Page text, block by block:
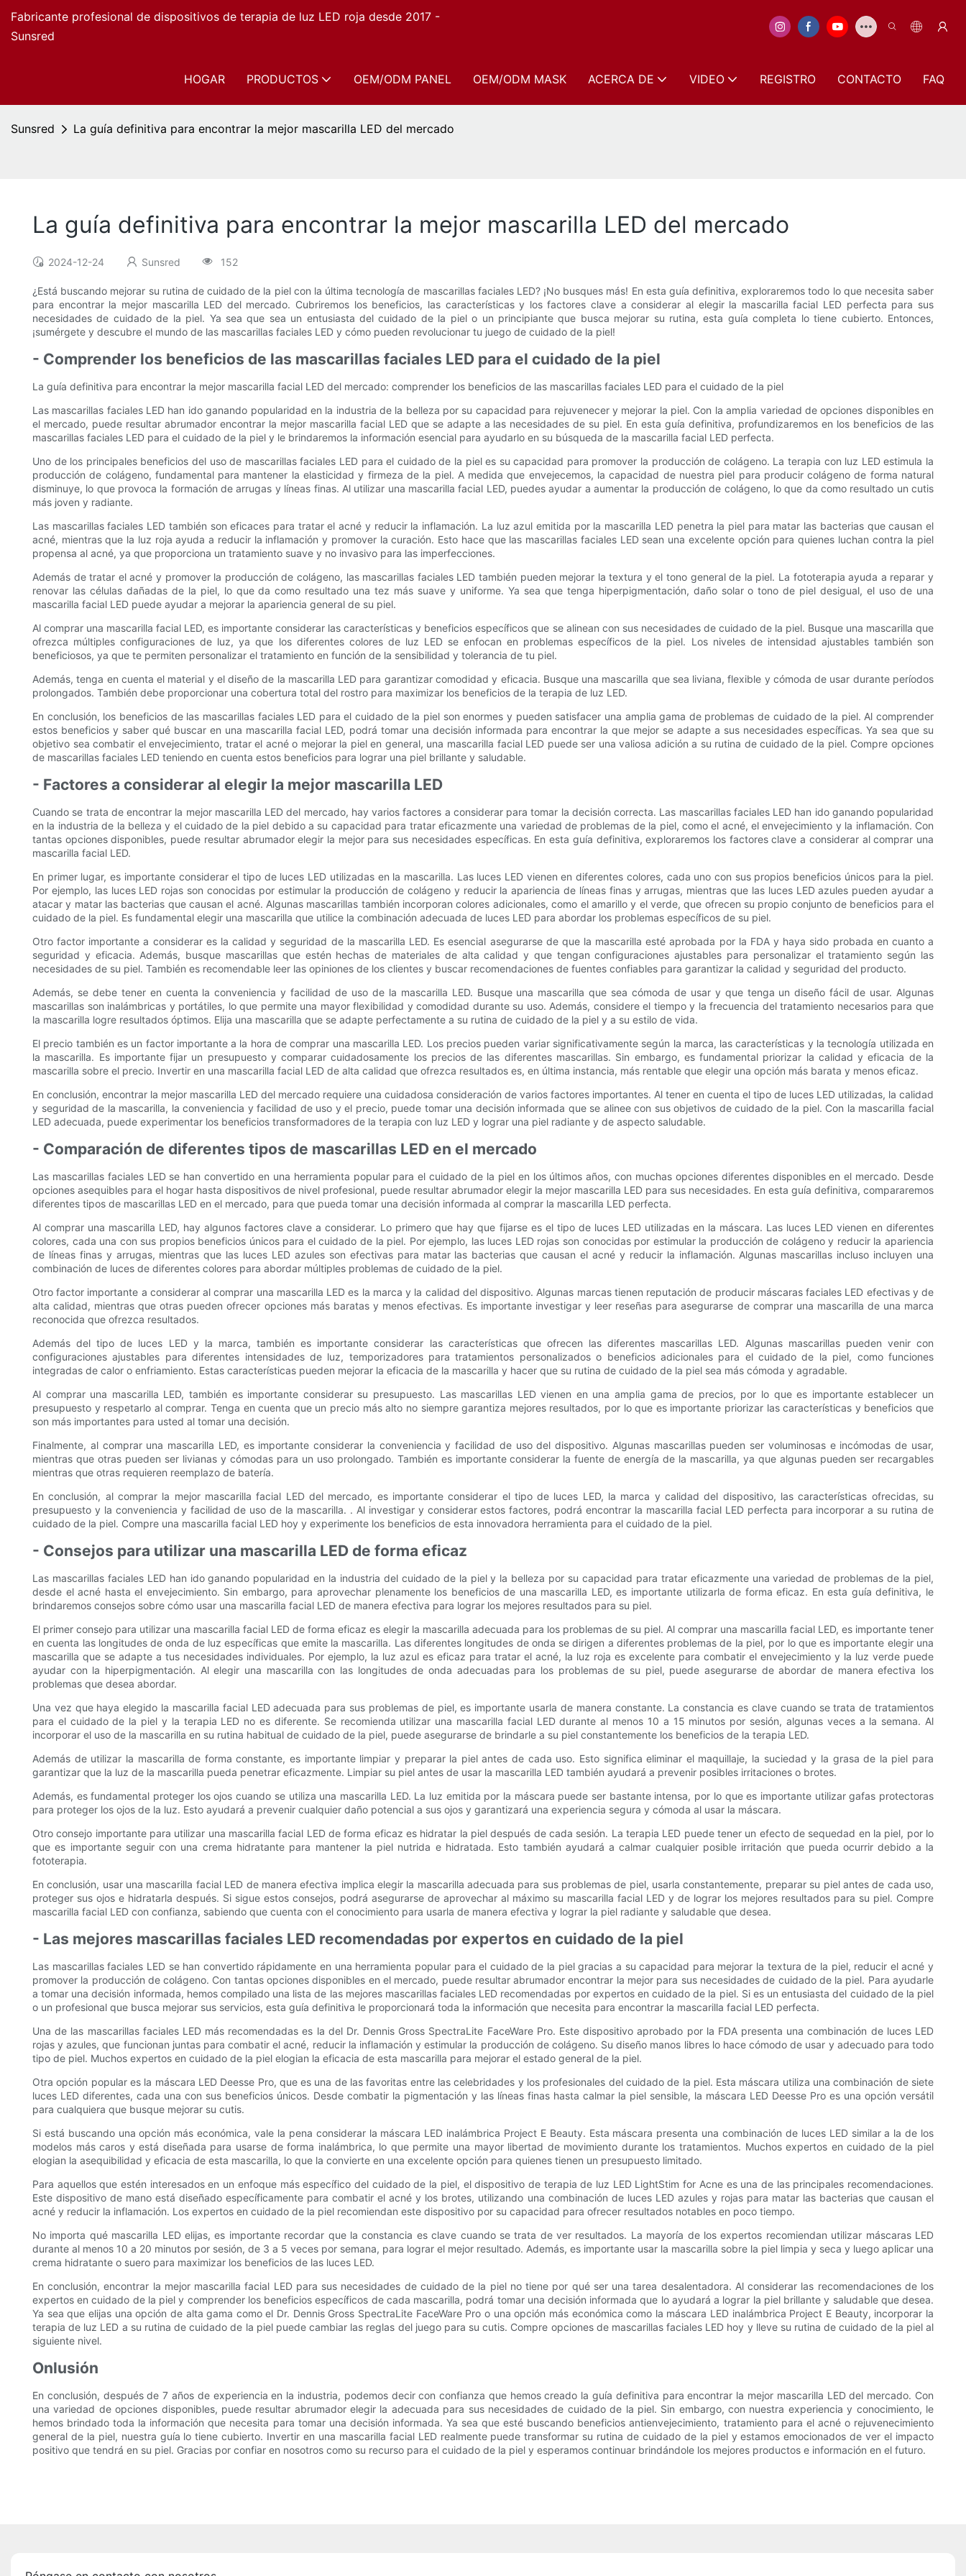
Fabricante profesional de dispositivos de terapia de luz LED roja desde 2017 -
Sunsred
HOGAR PRODUCTOS OEM/ODM PANEL OEM/ODM MASK ACERCA DE VIDEO REGISTRO CONTACTO FAQ
Sunsred La guía definitiva para encontrar la mejor mascarilla LED del mercado
La guía definitiva para encontrar la mejor mascarilla LED del mercado
2024-12-24 Sunsred 152
¿Está buscando mejorar su rutina de cuidado de la piel con la última tecnología de mascarillas faciales LED? ¡No busques más! En esta guía definitiva, exploraremos todo lo que necesita saber
para encontrar la mejor mascarilla LED del mercado. Cubriremos los beneficios, las características y los factores clave a considerar al elegir la mascarilla facial LED perfecta para sus
necesidades de cuidado de la piel. Ya sea que sea un entusiasta del cuidado de la piel o un principiante que busca mejorar su rutina, esta guía completa lo tiene cubierto. Entonces,
¡sumérgete y descubre el mundo de las mascarillas faciales LED y cómo pueden revolucionar tu juego de cuidado de la piel!
- Comprender los beneficios de las mascarillas faciales LED para el cuidado de la piel
La guía definitiva para encontrar la mejor mascarilla facial LED del mercado: comprender los beneficios de las mascarillas faciales LED para el cuidado de la piel
Las mascarillas faciales LED han ido ganando popularidad en la industria de la belleza por su capacidad para rejuvenecer y mejorar la piel. Con la amplia variedad de opciones disponibles en
el mercado, puede resultar abrumador encontrar la mejor mascarilla facial LED que se adapte a las necesidades de su piel. En esta guía definitiva, profundizaremos en los beneficios de las
mascarillas faciales LED para el cuidado de la piel y le brindaremos la información esencial para ayudarlo en su búsqueda de la mascarilla facial LED perfecta.
Uno de los principales beneficios del uso de mascarillas faciales LED para el cuidado de la piel es su capacidad para promover la producción de colágeno. La terapia con luz LED estimula la
producción de colágeno, fundamental para mantener la elasticidad y firmeza de la piel. A medida que envejecemos, la capacidad de nuestra piel para producir colágeno de forma natural
disminuye, lo que provoca la formación de arrugas y líneas finas. Al utilizar una mascarilla facial LED, puedes ayudar a aumentar la producción de colágeno, lo que da como resultado un cutis
más joven y radiante.
Las mascarillas faciales LED también son eficaces para tratar el acné y reducir la inflamación. La luz azul emitida por la mascarilla LED penetra la piel para matar las bacterias que causan el
acné, mientras que la luz roja ayuda a reducir la inflamación y promover la curación. Esto hace que las mascarillas faciales LED sean una excelente opción para quienes luchan contra la piel
propensa al acné, ya que proporciona un tratamiento suave y no invasivo para las imperfecciones.
Además de tratar el acné y promover la producción de colágeno, las mascarillas faciales LED también pueden mejorar la textura y el tono general de la piel. La fototerapia ayuda a reparar y
renovar las células dañadas de la piel, lo que da como resultado una tez más suave y uniforme. Ya sea que tenga hiperpigmentación, daño solar o tono de piel desigual, el uso de una
mascarilla facial LED puede ayudar a mejorar la apariencia general de su piel.
Al comprar una mascarilla facial LED, es importante considerar las características y beneficios específicos que se alinean con sus necesidades de cuidado de la piel. Busque una mascarilla que
ofrezca múltiples configuraciones de luz, ya que los diferentes colores de luz LED se enfocan en problemas específicos de la piel. Los niveles de intensidad ajustables también son
beneficiosos, ya que te permiten personalizar el tratamiento en función de la sensibilidad y tolerancia de tu piel.
Además, tenga en cuenta el material y el diseño de la mascarilla LED para garantizar comodidad y eficacia. Busque una mascarilla que sea liviana, flexible y cómoda de usar durante períodos
prolongados. También debe proporcionar una cobertura total del rostro para maximizar los beneficios de la terapia de luz LED.
En conclusión, los beneficios de las mascarillas faciales LED para el cuidado de la piel son enormes y pueden satisfacer una amplia gama de problemas de cuidado de la piel. Al comprender
estos beneficios y saber qué buscar en una mascarilla facial LED, podrá tomar una decisión informada para encontrar la que mejor se adapte a sus necesidades específicas. Ya sea que su
objetivo sea combatir el envejecimiento, tratar el acné o mejorar la piel en general, una mascarilla facial LED puede ser una valiosa adición a su rutina de cuidado de la piel. Compre opciones
de mascarillas faciales LED teniendo en cuenta estos beneficios para lograr una piel brillante y saludable.
- Factores a considerar al elegir la mejor mascarilla LED
Cuando se trata de encontrar la mejor mascarilla LED del mercado, hay varios factores a considerar para tomar la decisión correcta. Las mascarillas faciales LED han ido ganando popularidad
en la industria de la belleza y el cuidado de la piel debido a su capacidad para tratar eficazmente una variedad de problemas de la piel, como el acné, el envejecimiento y la inflamación. Con
tantas opciones disponibles, puede resultar abrumador elegir la mejor para sus necesidades específicas. En esta guía definitiva, exploraremos los factores clave a considerar al comprar una
mascarilla facial LED.
En primer lugar, es importante considerar el tipo de luces LED utilizadas en la mascarilla. Las luces LED vienen en diferentes colores, cada uno con sus propios beneficios únicos para la piel.
Por ejemplo, las luces LED rojas son conocidas por estimular la producción de colágeno y reducir la apariencia de líneas finas y arrugas, mientras que las luces LED azules pueden ayudar a
atacar y matar las bacterias que causan el acné. Algunas mascarillas también incorporan colores adicionales, como el amarillo y el verde, que ofrecen su propio conjunto de beneficios para el
cuidado de la piel. Es fundamental elegir una mascarilla que utilice la combinación adecuada de luces LED para abordar los problemas específicos de su piel.
Otro factor importante a considerar es la calidad y seguridad de la mascarilla LED. Es esencial asegurarse de que la mascarilla esté aprobada por la FDA y haya sido probada en cuanto a
seguridad y eficacia. Además, busque mascarillas que estén hechas de materiales de alta calidad y que tengan configuraciones ajustables para personalizar el tratamiento según las
necesidades de su piel. También es recomendable leer las opiniones de los clientes y buscar recomendaciones de fuentes confiables para garantizar la calidad y seguridad del producto.
Además, se debe tener en cuenta la conveniencia y facilidad de uso de la mascarilla LED. Busque una mascarilla que sea cómoda de usar y que tenga un diseño fácil de usar. Algunas
mascarillas son inalámbricas y portátiles, lo que permite una mayor flexibilidad y comodidad durante su uso. Además, considere el tiempo y la frecuencia del tratamiento necesarios para que
la mascarilla logre resultados óptimos. Elija una mascarilla que se adapte perfectamente a su rutina de cuidado de la piel y a su estilo de vida.
El precio también es un factor importante a la hora de comprar una mascarilla LED. Los precios pueden variar significativamente según la marca, las características y la tecnología utilizada en
la mascarilla. Es importante fijar un presupuesto y comparar cuidadosamente los precios de las diferentes mascarillas. Sin embargo, es fundamental priorizar la calidad y eficacia de la
mascarilla sobre el precio. Invertir en una mascarilla facial LED de alta calidad que ofrezca resultados es, en última instancia, más rentable que elegir una opción más barata y menos eficaz.
En conclusión, encontrar la mejor mascarilla LED del mercado requiere una cuidadosa consideración de varios factores importantes. Al tener en cuenta el tipo de luces LED utilizadas, la calidad
y seguridad de la mascarilla, la conveniencia y facilidad de uso y el precio, puede tomar una decisión informada que se alinee con sus objetivos de cuidado de la piel. Con la mascarilla facial
LED adecuada, puede experimentar los beneficios transformadores de la terapia con luz LED y lograr una piel radiante y de aspecto saludable.
- Comparación de diferentes tipos de mascarillas LED en el mercado
Las mascarillas faciales LED se han convertido en una herramienta popular para el cuidado de la piel en los últimos años, con muchas opciones diferentes disponibles en el mercado. Desde
opciones asequibles para el hogar hasta dispositivos de nivel profesional, puede resultar abrumador elegir la mejor mascarilla LED para sus necesidades. En esta guía definitiva, compararemos
diferentes tipos de mascarillas LED en el mercado, para que pueda tomar una decisión informada al comprar la mascarilla LED perfecta.
Al comprar una mascarilla LED, hay algunos factores clave a considerar. Lo primero que hay que fijarse es el tipo de luces LED utilizadas en la máscara. Las luces LED vienen en diferentes
colores, cada una con sus propios beneficios únicos para el cuidado de la piel. Por ejemplo, las luces LED rojas son conocidas por estimular la producción de colágeno y reducir la apariencia
de líneas finas y arrugas, mientras que las luces LED azules son efectivas para matar las bacterias que causan el acné y reducir la inflamación. Algunas mascarillas incluso incluyen una
combinación de luces de diferentes colores para abordar múltiples problemas de cuidado de la piel.
Otro factor importante a considerar al comprar una mascarilla LED es la marca y la calidad del dispositivo. Algunas marcas tienen reputación de producir máscaras faciales LED efectivas y de
alta calidad, mientras que otras pueden ofrecer opciones más baratas y menos efectivas. Es importante investigar y leer reseñas para asegurarse de comprar una mascarilla de una marca
reconocida que ofrezca resultados.
Además del tipo de luces LED y la marca, también es importante considerar las características que ofrecen las diferentes mascarillas LED. Algunas mascarillas pueden venir con
configuraciones ajustables para diferentes intensidades de luz, temporizadores para tratamientos personalizados o beneficios adicionales para el cuidado de la piel, como funciones
integradas de calor o enfriamiento. Estas características pueden mejorar la eficacia de la mascarilla y hacer que su rutina de cuidado de la piel sea más cómoda y agradable.
Al comprar una mascarilla LED, también es importante considerar su presupuesto. Las mascarillas LED vienen en una amplia gama de precios, por lo que es importante establecer un
presupuesto y respetarlo al comprar. Tenga en cuenta que un precio más alto no siempre garantiza mejores resultados, por lo que es importante priorizar las características y beneficios que
son más importantes para usted al tomar una decisión.
Finalmente, al comprar una mascarilla LED, es importante considerar la conveniencia y facilidad de uso del dispositivo. Algunas mascarillas pueden ser voluminosas e incómodas de usar,
mientras que otras pueden ser livianas y cómodas para un uso prolongado. También es importante considerar la fuente de energía de la mascarilla, ya que algunas pueden ser recargables
mientras que otras requieren reemplazo de batería.
En conclusión, al comprar la mejor mascarilla facial LED del mercado, es importante considerar el tipo de luces LED, la marca y calidad del dispositivo, las características ofrecidas, su
presupuesto y la conveniencia y facilidad de uso de la mascarilla. . Al investigar y considerar estos factores, podrá encontrar la mascarilla facial LED perfecta para incorporar a su rutina de
cuidado de la piel. Compre una mascarilla facial LED hoy y experimente los beneficios de esta innovadora herramienta para el cuidado de la piel.
- Consejos para utilizar una mascarilla LED de forma eficaz
Las mascarillas faciales LED han ido ganando popularidad en la industria del cuidado de la piel y la belleza por su capacidad para tratar eficazmente una variedad de problemas de la piel,
desde el acné hasta el envejecimiento. Sin embargo, para aprovechar plenamente los beneficios de una mascarilla LED, es importante utilizarla de forma eficaz. En esta guía definitiva, le
brindaremos consejos sobre cómo usar una mascarilla facial LED de manera efectiva para lograr los mejores resultados para su piel.
El primer consejo para utilizar una mascarilla facial LED de forma eficaz es elegir la mascarilla adecuada para los problemas de su piel. Al comprar una mascarilla facial LED, es importante tener
en cuenta las longitudes de onda de luz específicas que emite la mascarilla. Las diferentes longitudes de onda se dirigen a diferentes problemas de la piel, por lo que es importante elegir una
mascarilla que se adapte a tus necesidades individuales. Por ejemplo, la luz azul es eficaz para tratar el acné, la luz roja es excelente para combatir el envejecimiento y la luz verde puede
ayudar con la hiperpigmentación. Al elegir una mascarilla con las longitudes de onda adecuadas para los problemas de su piel, puede asegurarse de abordar de manera efectiva los
problemas que desea abordar.
Una vez que haya elegido la mascarilla facial LED adecuada para sus problemas de piel, es importante usarla de manera constante. La constancia es clave cuando se trata de tratamientos
para el cuidado de la piel y la terapia LED no es diferente. Se recomienda utilizar una mascarilla facial LED durante al menos 10 a 15 minutos por sesión, algunas veces a la semana. Al
incorporar el uso de la mascarilla en su rutina habitual de cuidado de la piel, puede asegurarse de brindarle a su piel constantemente los beneficios de la terapia LED.
Además de utilizar la mascarilla de forma constante, es importante limpiar y preparar la piel antes de cada uso. Esto significa eliminar el maquillaje, la suciedad y la grasa de la piel para
garantizar que la luz de la mascarilla pueda penetrar eficazmente. Limpiar su piel antes de usar la mascarilla LED también ayudará a prevenir posibles irritaciones o brotes.
Además, es fundamental proteger los ojos cuando se utiliza una mascarilla LED. La luz emitida por la máscara puede ser bastante intensa, por lo que es importante utilizar gafas protectoras
para proteger los ojos de la luz. Esto ayudará a prevenir cualquier daño potencial a sus ojos y garantizará una experiencia segura y cómoda al usar la máscara.
Otro consejo importante para utilizar una mascarilla facial LED de forma eficaz es hidratar la piel después de cada sesión. La terapia LED puede tener un efecto de sequedad en la piel, por lo
que es importante seguir con una crema hidratante para mantener la piel nutrida e hidratada. Esto también ayudará a calmar cualquier posible irritación que pueda ocurrir debido a la
fototerapia.
En conclusión, usar una mascarilla facial LED de manera efectiva implica elegir la mascarilla adecuada para sus problemas de piel, usarla constantemente, preparar su piel antes de cada uso,
proteger sus ojos e hidratarla después. Si sigue estos consejos, podrá asegurarse de aprovechar al máximo su mascarilla facial LED y de lograr los mejores resultados para su piel. Compre
mascarilla facial LED con confianza, sabiendo que cuenta con el conocimiento para usarla de manera efectiva y lograr la piel radiante y saludable que desea.
- Las mejores mascarillas faciales LED recomendadas por expertos en cuidado de la piel
Las mascarillas faciales LED se han convertido rápidamente en una herramienta popular para el cuidado de la piel gracias a su capacidad para mejorar la textura de la piel, reducir el acné y
promover la producción de colágeno. Con tantas opciones disponibles en el mercado, puede resultar abrumador encontrar la mejor para sus necesidades de cuidado de la piel. Para ayudarle
a tomar una decisión informada, hemos compilado una lista de las mejores mascarillas faciales LED recomendadas por expertos en cuidado de la piel. Si es un entusiasta del cuidado de la piel
o un profesional que busca mejorar sus servicios, esta guía definitiva le proporcionará toda la información que necesita para encontrar la mascarilla facial LED perfecta.
Una de las mascarillas faciales LED más recomendadas es la del Dr. Dennis Gross SpectraLite FaceWare Pro. Este dispositivo aprobado por la FDA presenta una combinación de luces LED
rojas y azules, que funcionan juntas para combatir el acné, reducir la inflamación y estimular la producción de colágeno. Su diseño manos libres lo hace cómodo de usar y adecuado para todo
tipo de piel. Muchos expertos en cuidado de la piel elogian la eficacia de esta mascarilla para mejorar el estado general de la piel.
Otra opción popular es la máscara LED Deesse Pro, que es una de las favoritas entre las celebridades y los profesionales del cuidado de la piel. Esta máscara utiliza una combinación de siete
luces LED diferentes, cada una con sus beneficios únicos. Desde combatir la pigmentación y las líneas finas hasta calmar la piel sensible, la máscara LED Deesse Pro es una opción versátil
para cualquiera que busque mejorar su cutis.
Si está buscando una opción más económica, vale la pena considerar la máscara LED inalámbrica Project E Beauty. Esta máscara presenta una combinación de luces LED similar a la de los
modelos más caros y está diseñada para usarse de forma inalámbrica, lo que permite una mayor libertad de movimiento durante los tratamientos. Muchos expertos en cuidado de la piel
elogian la asequibilidad y eficacia de esta mascarilla, lo que la convierte en una excelente opción para quienes tienen un presupuesto limitado.
Para aquellos que estén interesados ​​en un enfoque más específico del cuidado de la piel, el dispositivo de terapia de luz LED LightStim for Acne es una de las principales recomendaciones.
Este dispositivo de mano está diseñado específicamente para combatir el acné y los brotes, utilizando una combinación de luces LED azules y rojas para matar las bacterias que causan el
acné y reducir la inflamación. Los expertos en cuidado de la piel recomiendan este dispositivo por su capacidad para ofrecer resultados notables en poco tiempo.
No importa qué mascarilla LED elijas, es importante recordar que la constancia es clave cuando se trata de ver resultados. La mayoría de los expertos recomiendan utilizar máscaras LED
durante al menos 10 a 20 minutos por sesión, de 3 a 5 veces por semana, para lograr el mejor resultado. Además, es importante usar la mascarilla sobre la piel limpia y seca y luego aplicar una
crema hidratante o suero para maximizar los beneficios de las luces LED.
En conclusión, encontrar la mejor mascarilla facial LED para sus necesidades de cuidado de la piel no tiene por qué ser una tarea desalentadora. Al considerar las recomendaciones de los
expertos en cuidado de la piel y comprender los beneficios específicos de cada mascarilla, podrá tomar una decisión informada que lo ayudará a lograr la piel brillante y saludable que desea.
Ya sea que elijas una opción de alta gama como el Dr. Dennis Gross SpectraLite FaceWare Pro o una opción más económica como la máscara LED inalámbrica Project E Beauty, incorporar la
terapia de luz LED a su rutina de cuidado de la piel puede cambiar las reglas del juego para su cutis. Compre opciones de mascarillas faciales LED hoy y lleve su rutina de cuidado de la piel al
siguiente nivel.
Onlusión
En conclusión, después de 7 años de experiencia en la industria, podemos decir con confianza que hemos creado la guía definitiva para encontrar la mejor mascarilla LED del mercado. Con
una variedad de opciones disponibles, puede resultar abrumador elegir la adecuada para sus necesidades de cuidado de la piel. Sin embargo, con nuestra experiencia y conocimiento, le
hemos brindado toda la información que necesita para tomar una decisión informada. Ya sea que esté buscando beneficios antienvejecimiento, tratamiento para el acné o rejuvenecimiento
general de la piel, nuestra guía lo tiene cubierto. Invertir en una mascarilla facial LED realmente puede transformar su rutina de cuidado de la piel y estamos emocionados de ver el impacto
positivo que tendrá en su piel. Gracias por confiar en nosotros como su recurso para el cuidado de la piel y esperamos continuar brindándole los mejores productos e información en el futuro.